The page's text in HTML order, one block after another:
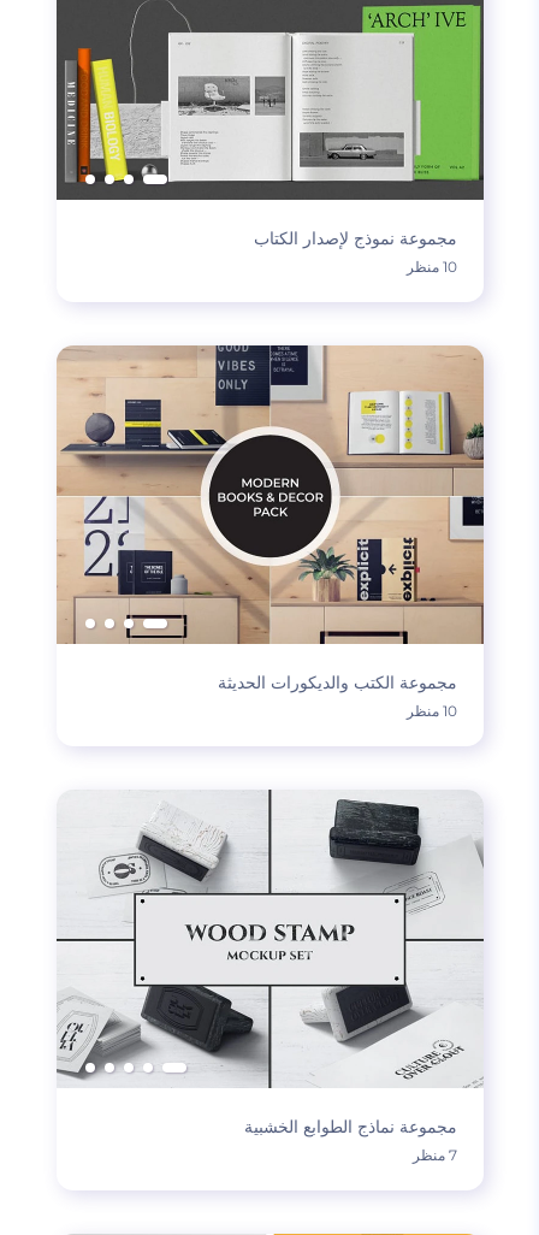
مجموعة نموذج لإصدار الكتاب
10 منظر
مجموعة الكتب والديكورات الحديثة
10 منظر
مجموعة نماذج الطوابع الخشبية
7 منظر